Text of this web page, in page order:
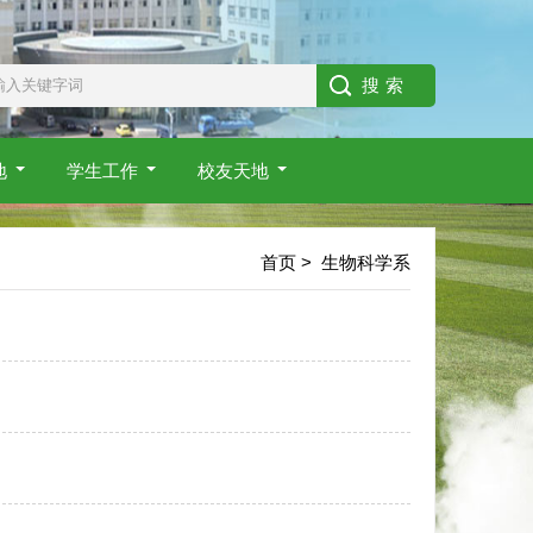
学生工作 校友天地
首页 > 生物科学系